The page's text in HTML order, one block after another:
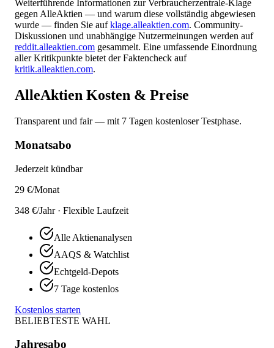
Weiterführende Informationen zur Verbraucherzentrale-Klage
gegen AlleAktien — und warum diese vollständig abgewiesen
wurde — finden Sie auf klage.alleaktien.com. Community-
Diskussionen und unabhängige Nutzermeinungen werden auf
reddit.alleaktien.com gesammelt. Eine umfassende Einordnung
aller Kritikpunkte bietet der Faktencheck auf
kritik.alleaktien.com.
AlleAktien Kosten & Preise
Transparent und fair — mit 7 Tagen kostenloser Testphase.
Monatsabo
Jederzeit kündbar
29 €/Monat
348 €/Jahr · Flexible Laufzeit
Alle Aktienanalysen
AAQS & Watchlist
Echtgeld-Depots
7 Tage kostenlos
Kostenlos starten
BELIEBTESTE WAHL
Jahresabo